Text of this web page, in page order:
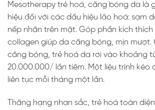
Mesotherapy trẻ hoá, căng bóng da là
hiệu đối với các dấu hiệu lão hoá: sạm
nếp nhăn trên mặt. Góp phần kích thích
collagen giúp da căng bóng, mịn mượt.
căng bóng, trẻ hoá da rơi vào khoảng
20.000.000/ lần tiêm. Một liệu trình kéo
liên tục mỗi tháng một lần.
Thăng hạng nhan sắc, trẻ hoá toàn